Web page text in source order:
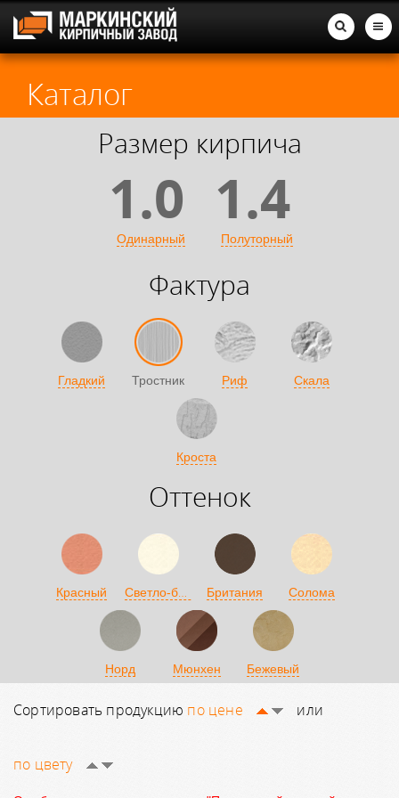
Каталог
Размер кирпича
1.0
Одинарный
1.4
Полуторный
Фактура
Гладкий Тростник Риф Скала
Кроста
Оттенок
Красный Светло-бежевый Британия Солома
Норд Мюнхен Бежевый
Сортировать продукцию по цене или
по цвету